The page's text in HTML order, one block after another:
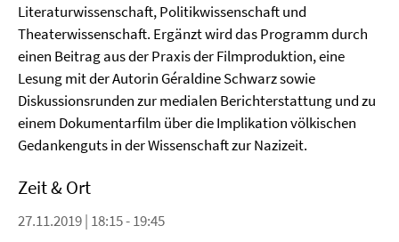
Literaturwissenschaft, Politikwissenschaft und
Theaterwissenschaft. Ergänzt wird das Programm durch
einen Beitrag aus der Praxis der Filmproduktion, eine
Lesung mit der Autorin Géraldine Schwarz sowie
Diskussionsrunden zur medialen Berichterstattung und zu
einem Dokumentarfilm über die Implikation völkischen
Gedankenguts in der Wissenschaft zur Nazizeit.
Zeit & Ort
27.11.2019 | 18:15 - 19:45